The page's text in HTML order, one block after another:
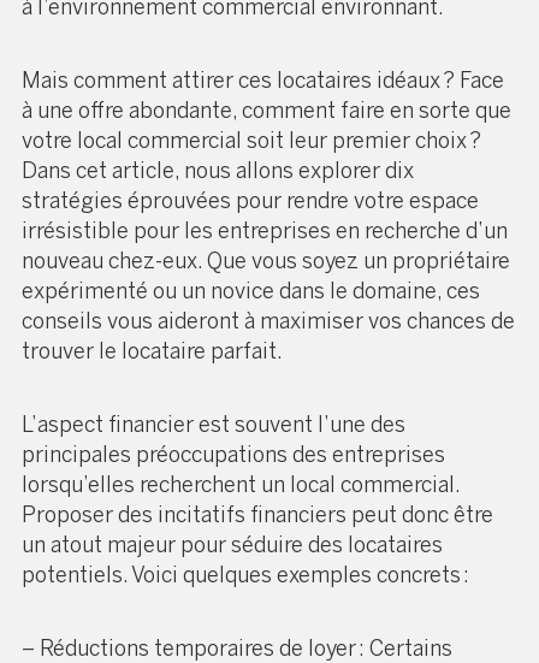
à l’environnement commercial environnant.
Mais comment attirer ces locataires idéaux ? Face
à une offre abondante, comment faire en sorte que
votre local commercial soit leur premier choix ?
Dans cet article, nous allons explorer dix
stratégies éprouvées pour rendre votre espace
irrésistible pour les entreprises en recherche d’un
nouveau chez-eux. Que vous soyez un propriétaire
expérimenté ou un novice dans le domaine, ces
conseils vous aideront à maximiser vos chances de
trouver le locataire parfait.
L’aspect financier est souvent l’une des
principales préoccupations des entreprises
lorsqu’elles recherchent un local commercial.
Proposer des incitatifs financiers peut donc être
un atout majeur pour séduire des locataires
potentiels. Voici quelques exemples concrets :
– Réductions temporaires de loyer : Certains